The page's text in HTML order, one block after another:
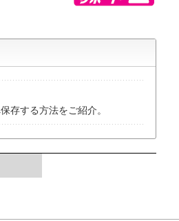
存する方法をご紹介。